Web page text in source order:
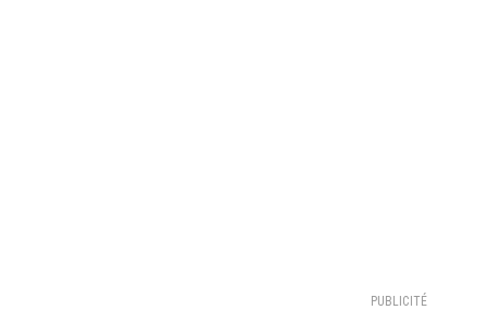
PUBLICITÉ